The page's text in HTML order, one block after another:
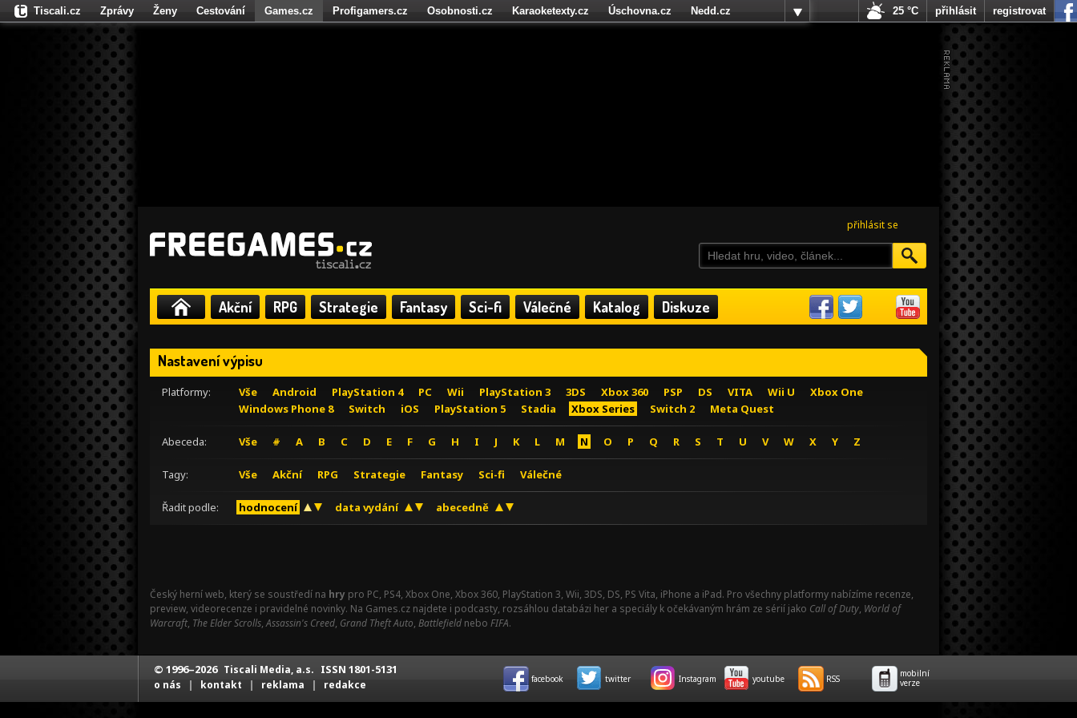
přihlásit se
Akční RPG Strategie Fantasy Sci-fi Válečné Katalog Diskuze
Nastavení výpisu
Platformy: Vše Android PlayStation 4 PC Wii PlayStation 3 3DS Xbox 360 PSP DS VITA Wii U
Xbox One
Windows Phone 8
Switch iOS PlayStation 5 Stadia Xbox Series Switch 2 Meta Quest
Abeceda: Vše # A B C D E F G H I J K L M N O P Q R S T U V W X Y Z
Tagy: Vše Akční RPG Strategie Fantasy Sci-fi Válečné
Řadit podle: hodnocení data vydání abecedně
Český herní web, který se soustředí na hry pro PC, PS4, Xbox One, Xbox 360, PlayStation 3, Wii, 3DS, DS, PS Vita, iPhone a iPad. Pro všechny platformy nabízíme recenze,
preview, videorecenze i pravidelné novinky. Na Games.cz najdete i podcasty, rozsáhlou databázi her a speciály k očekávaným hrám ze sérií jako Call of Duty, World of
Warcraft, The Elder Scrolls,Assassin's Creed, Grand Theft Auto, Battlefield nebo FIFA.
Tiscali.cz Zprávy Ženy Cestování Games.cz Profigamers.cz Osobnosti.cz Karaoketexty.cz Úschovna.cz
Nedd.cz
Fights.cz
25 °C přihlásit registrovat
© 1996–2026 Tiscali Media, a.s. ISSN 1801-5131
o nás | kontakt | reklama | redakce facebook twitter Instagram youtube RSS
mobilní
verze